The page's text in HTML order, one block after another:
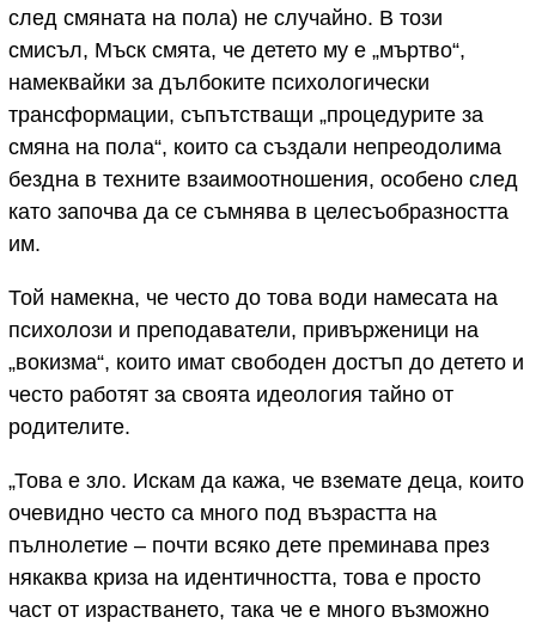
след смяната на пола) не случайно. В този
смисъл, Мъск смята, че детето му е „мъртво“,
намеквайки за дълбоките психологически
трансформации, съпътстващи „процедурите за
смяна на пола“, които са създали непреодолима
бездна в техните взаимоотношения, особено след
като започва да се съмнява в целесъобразността
им.
Той намекна, че често до това води намесата на
психолози и преподаватели, привърженици на
„вокизма“, които имат свободен достъп до детето и
често работят за своята идеология тайно от
родителите.
„Това е зло. Искам да кажа, че вземате деца, които
очевидно често са много под възрастта на
пълнолетие – почти всяко дете преминава през
някаква криза на идентичността, това е просто
част от израстването, така че е много възможно